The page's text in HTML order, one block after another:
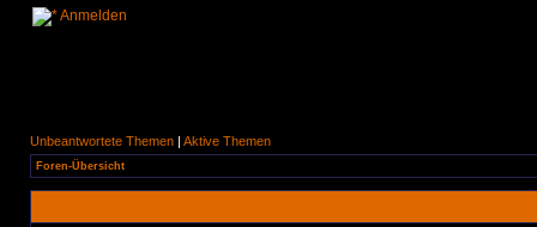
Anmelden
Unbeantwortete Themen | Aktive Themen
Foren-Übersicht